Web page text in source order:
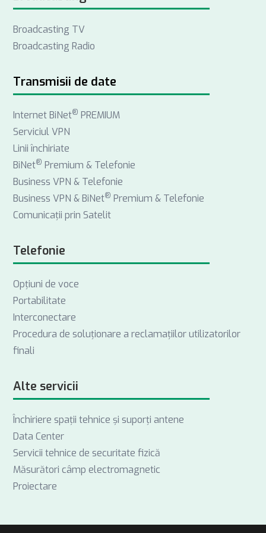
e
b
o
k
k
e
d
n
t
a
g
a
m
Broadcasting TV
Broadcasting Radio
Transmisii de date
Internet BiNet® PREMIUM
Serviciul VPN
Linii închiriate
BiNet® Premium & Telefonie
Business VPN & Telefonie
Business VPN & BiNet® Premium & Telefonie
Comunicații prin Satelit
Telefonie
Opţiuni de voce
Portabilitate
Interconectare
Procedura de soluționare a reclamațiilor utilizatorilor
finali
Alte servicii
Închiriere spații tehnice și suporți antene
Data Center
Servicii tehnice de securitate fizică
Măsurători câmp electromagnetic
Proiectare